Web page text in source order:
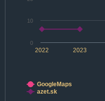
2022 2023
0
10
GoogleMaps
azet.sk